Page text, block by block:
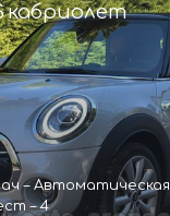
кабриолет
– Автоматическая
– 4